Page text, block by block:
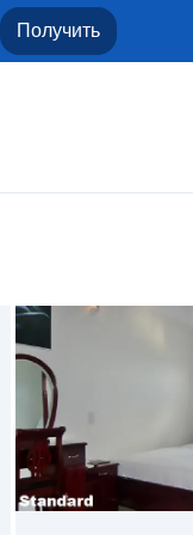
Получить